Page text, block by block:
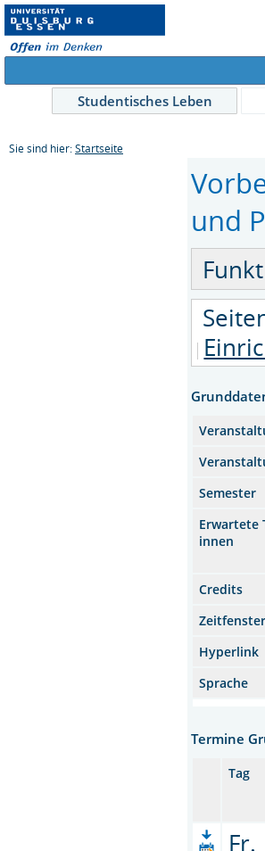
Studentisches Leben
Sie sind hier: Startseite
und
Semester
Erwartete
innen
Credits
Zeitfenster
Hyperlink
Sprache
Termine
Tag
Fr.